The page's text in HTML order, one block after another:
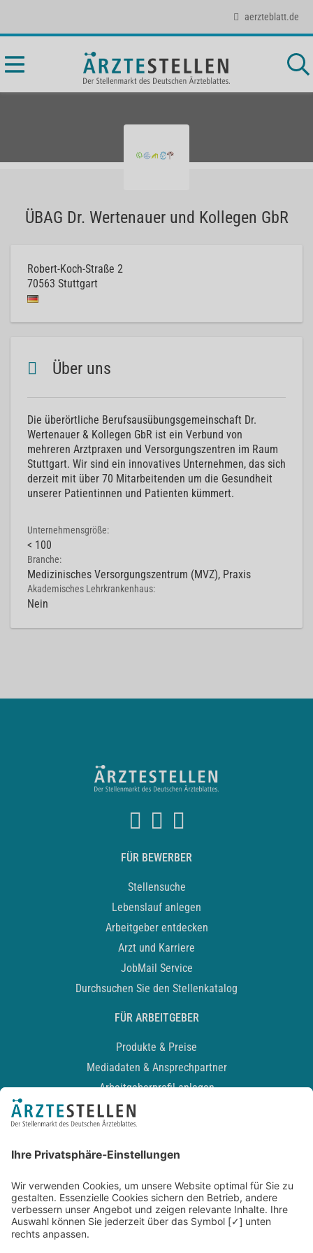
aerzteblatt.de
ÜBAG Dr. Wertenauer und Kollegen GbR
Robert-Koch-Straße 2
70563 Stuttgart
Über uns
Die überörtliche Berufsausübungsgemeinschaft Dr.
Wertenauer & Kollegen GbR ist ein Verbund von
mehreren Arztpraxen und Versorgungszentren im Raum
Stuttgart. Wir sind ein innovatives Unternehmen, das sich
derzeit mit über 70 Mitarbeitenden um die Gesundheit
unserer Patientinnen und Patienten kümmert.
Unternehmensgröße:
< 100
Branche:
Medizinisches Versorgungszentrum (MVZ), Praxis
Akademisches Lehrkrankenhaus:
Nein
FÜR BEWERBER
Stellensuche
Lebenslauf anlegen
Arbeitgeber entdecken
Arzt und Karriere
JobMail Service
Durchsuchen Sie den Stellenkatalog
FÜR ARBEITGEBER
Produkte & Preise
Mediadaten & Ansprechpartner
Arbeitgeberprofil anlegen
Recruiting-Podcast
Kontakt
Datenschutz
Newsletter